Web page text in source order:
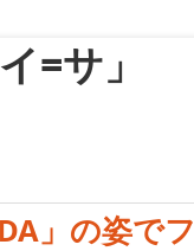
=サ」
」の姿で